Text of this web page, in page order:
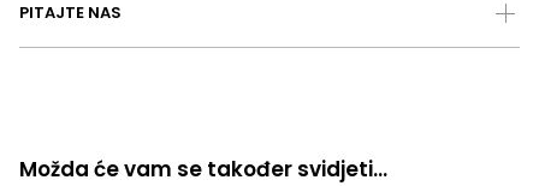
PITAJTE NAS
Možda će vam se također svidjeti…